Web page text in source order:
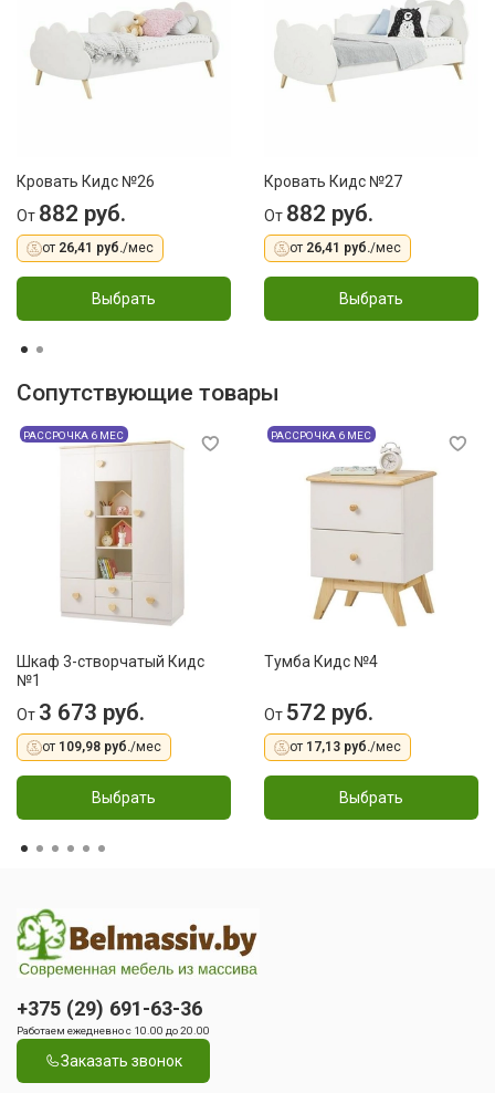
Кровать Кидс №26
От 882 руб.
от 26,41 руб./мес
Выбрать
Кровать Кидс №27
От 882 руб.
от 26,41 руб./мес
Выбрать
Сопутствующие товары
РАССРОЧКА 6 МЕС
Шкаф 3-створчатый Кидс
№1
От 3 673 руб.
от 109,98 руб./мес
Выбрать
РАССРОЧКА 6 МЕС
Тумба Кидс №4
От 572 руб.
от 17,13 руб./мес
Выбрать
+375 (29) 691-63-36
Работаем ежедневно с 10.00 до 20.00
Заказать звонок